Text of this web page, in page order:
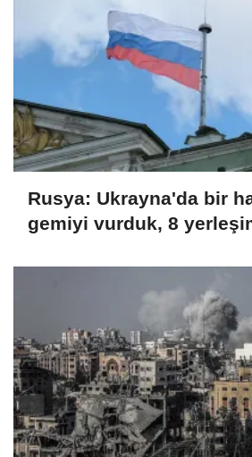
Rusya: Ukrayna'da bir
gemiyi vurduk, 8